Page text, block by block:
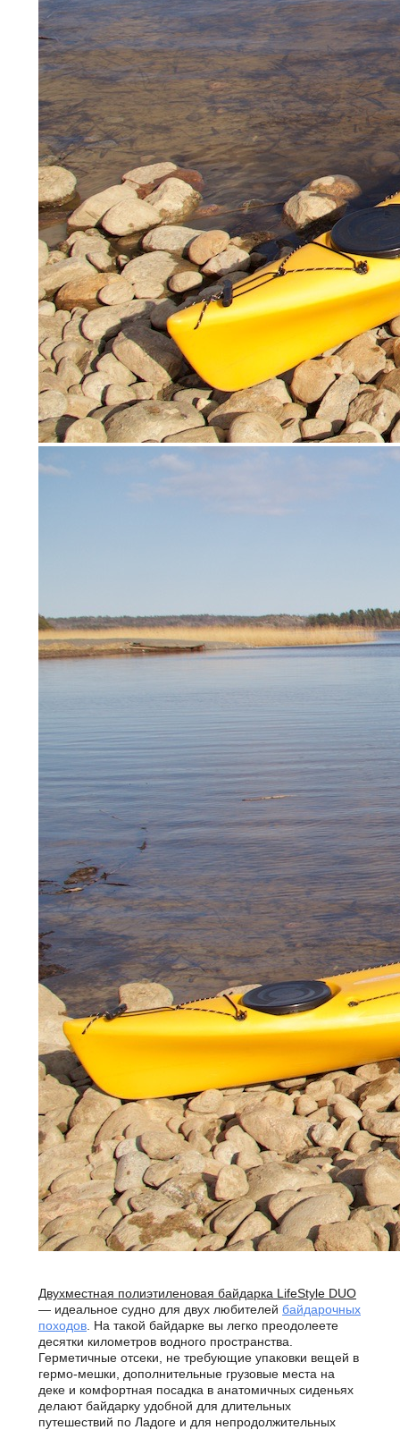
Двухместная полиэтиленовая байдарка LifeStyle DUO
— идеальное судно для двух любителей байдарочных
походов . На такой байдарке вы легко преодолеете
десятки километров водного пространства.
Герметичные отсеки, не требующие упаковки вещей в
гермо-мешки, дополнительные грузовые места на
деке и комфортная посадка в анатомичных сиденьях
делают байдарку удобной для длительных
путешествий по Ладоге и для непродолжительных